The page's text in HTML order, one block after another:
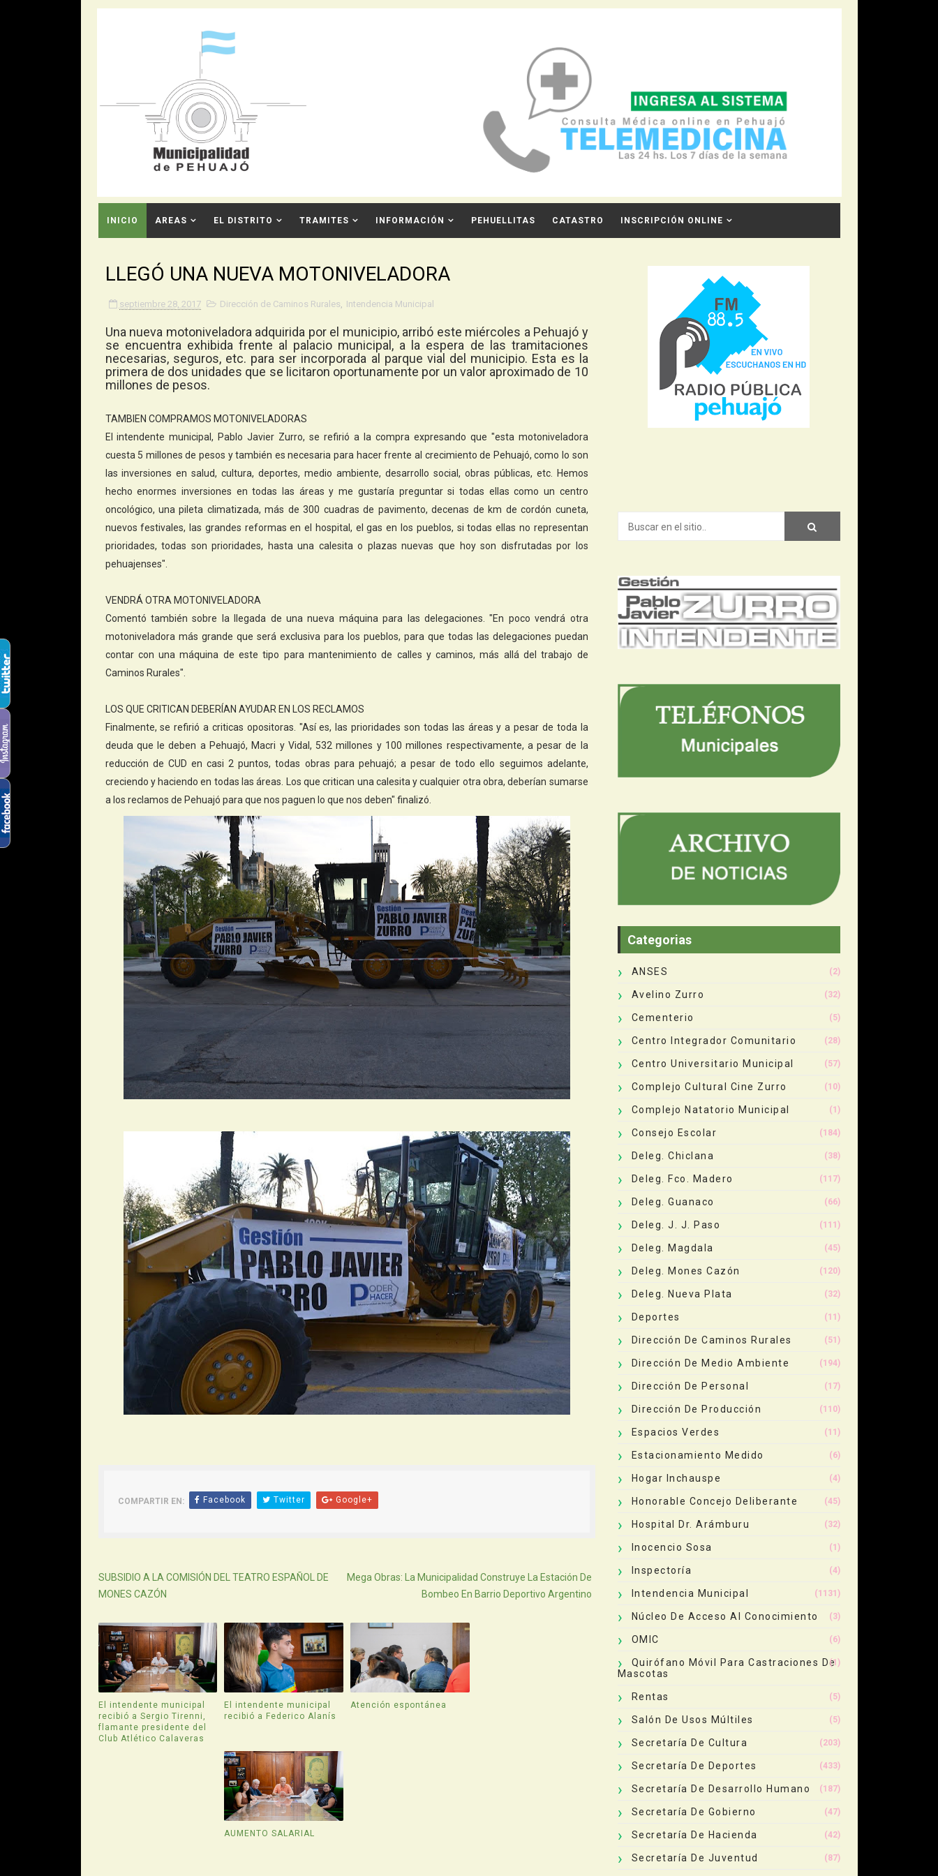
INICIO AREAS EL DISTRITO TRAMITES INFORMACIÓN PEHUELLITAS CATASTRO INSCRIPCIÓN ONLINE
LLEGÓ UNA NUEVA MOTONIVELADORA
septiembre 28, 2017 Dirección de Caminos Rurales, Intendencia Municipal
Una nueva motoniveladora adquirida por el municipio, arribó este miércoles a Pehuajó y
se encuentra exhibida frente al palacio municipal, a la espera de las tramitaciones
necesarias, seguros, etc. para ser incorporada al parque vial del municipio. Esta es la
primera de dos unidades que se licitaron oportunamente por un valor aproximado de 10
millones de pesos.
TAMBIEN COMPRAMOS MOTONIVELADORAS
El intendente municipal, Pablo Javier Zurro, se refirió a la compra expresando que "esta motoniveladora
cuesta 5 millones de pesos y también es necesaria para hacer frente al crecimiento de Pehuajó, como lo son
las inversiones en salud, cultura, deportes, medio ambiente, desarrollo social, obras públicas, etc. Hemos
hecho enormes inversiones en todas las áreas y me gustaría preguntar si todas ellas como un centro
oncológico, una pileta climatizada, más de 300 cuadras de pavimento, decenas de km de cordón cuneta,
nuevos festivales, las grandes reformas en el hospital, el gas en los pueblos, si todas ellas no representan
prioridades, todas son prioridades, hasta una calesita o plazas nuevas que hoy son disfrutadas por los
pehuajenses".
VENDRÁ OTRA MOTONIVELADORA
Comentó también sobre la llegada de una nueva máquina para las delegaciones. "En poco vendrá otra
motoniveladora más grande que será exclusiva para los pueblos, para que todas las delegaciones puedan
contar con una máquina de este tipo para mantenimiento de calles y caminos, más allá del trabajo de
Caminos Rurales".
LOS QUE CRITICAN DEBERÍAN AYUDAR EN LOS RECLAMOS
Finalmente, se refirió a criticas opositoras. "Así es, las prioridades son todas las áreas y a pesar de toda la
deuda que le deben a Pehuajó, Macri y Vidal, 532 millones y 100 millones respectivamente, a pesar de la
reducción de CUD en casi 2 puntos, todas obras para pehuajó; a pesar de todo ello seguimos adelante,
creciendo y haciendo en todas las áreas. Los que critican una calesita y cualquier otra obra, deberían sumarse
a los reclamos de Pehuajó para que nos paguen lo que nos deben" finalizó.
COMPARTIR EN: Facebook Twitter Google+
SUBSIDIO A LA COMISIÓN DEL TEATRO ESPAÑOL DE
MONES CAZÓN
Mega Obras: La Municipalidad Construye La Estación De
Bombeo En Barrio Deportivo Argentino
El intendente municipal
recibió a Sergio Tirenni,
flamante presidente del
Club Atlético Calaveras
El intendente municipal
recibió a Federico Alanís
Atención espontánea
AUMENTO SALARIAL
Categorias
ANSES (2)
Avelino Zurro (32)
Cementerio (5)
Centro Integrador Comunitario (28)
Centro Universitario Municipal (57)
Complejo Cultural Cine Zurro (10)
Complejo Natatorio Municipal (1)
Consejo Escolar (184)
Deleg. Chiclana (38)
Deleg. Fco. Madero (117)
Deleg. Guanaco (66)
Deleg. J. J. Paso (111)
Deleg. Magdala (45)
Deleg. Mones Cazón (120)
Deleg. Nueva Plata (32)
Deportes (11)
Dirección De Caminos Rurales (51)
Dirección De Medio Ambiente (194)
Dirección De Personal (17)
Dirección De Producción (110)
Espacios Verdes (11)
Estacionamiento Medido (6)
Hogar Inchauspe (4)
Honorable Concejo Deliberante (45)
Hospital Dr. Arámburu (32)
Inocencio Sosa (1)
Inspectoría (4)
Intendencia Municipal (1131)
Núcleo De Acceso Al Conocimiento (3)
OMIC (6)
Quirófano Móvil Para Castraciones De
Mascotas
(1)
Rentas (5)
Salón De Usos Múltiles (5)
Secretaría De Cultura (203)
Secretaría De Deportes (433)
Secretaría De Desarrollo Humano (187)
Secretaría De Gobierno (47)
Secretaría De Hacienda (42)
Secretaría De Juventud (87)